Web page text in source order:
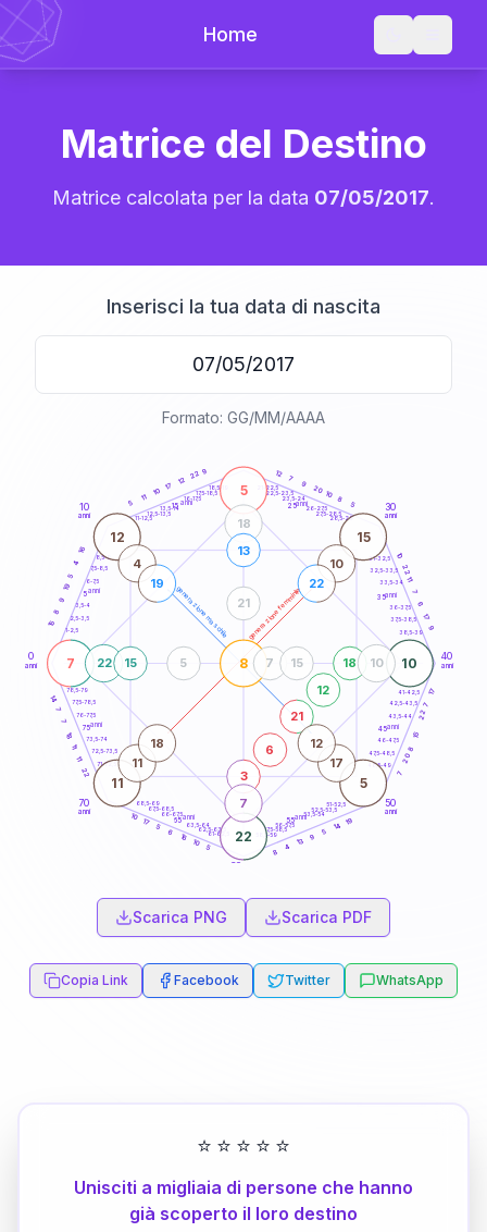
Home
Matrice del Destino
Matrice calcolata per la data 07/05/2017.
Inserisci la tua data di nascita
Formato: GG/MM/AAAA
generazione maschile generazione femminile
0
anni
10
anni
30
anni
40
anni
50
anni
60
70
anni
1-2,5
2,5-3,5
3,5-4
6-7,5
7,5-8,5
8,5-9
11-12,5
12,5-13,5
13,5-14
16-17,5
17,5-18,5
18,5-19
21-22,5
22,5-23,5
23,5-24
26-27,5
27,5-28,5
28,5-29
31-32,5
32,5-33,5
33,5-34
36-37,5
37,5-38,5
38,5-39
41-42,5
42,5-43,5
43,5-44
46-47,5
47,5-48,5
48,5-49
51-52,5
52,5-53,5
53,5-54
56-57,5
57,5-58,5
58,5-59
61-62,5
62,5-63,5
63,5-64
66-67,5
67,5-68,5
68,5-69
71-72,5
72,5-73,5
73,5-74
76-77,5
77,5-78,5
78,5-79
15
8
9
19
5
4
16
5
11
10
17
12
22 9 12 7
9
20 10 8
5
10
22
11
7
6
17
9
17
7
22
15
8
20
7
19
14
5
9
13
4
8
5
10
16
6
5
17
10
22
11
11
18
7
7
14
7
5
10
22
8
12 15
11 5
3
6
21
12
18
22
18
10
7
15
13
7 15
5
21
4
19
10
22
11
18
17
12
5anni
15 anni 25anni
35anni
45anni
55anni
65anni
75anni
Scarica PNG Scarica PDF
Copia Link Facebook Twitter WhatsApp
⭐ ⭐ ⭐ ⭐ ⭐
Unisciti a migliaia di persone che hanno
già scoperto il loro destino